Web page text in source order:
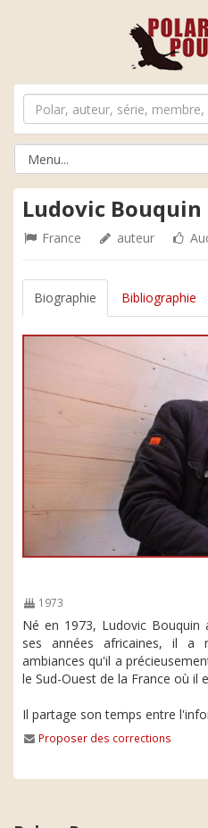
Ludovic Bouquin
France auteur
Biographie Bibliographie
1973
Né en 1973, Ludovic
ses années africaines, il a
ambiances qu'il a
le Sud-Ouest de la France où il
Il partage son temps entre
Proposer des corrections